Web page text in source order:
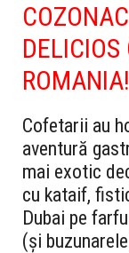
DELICIOS
ROMANIA!
Cofetarii au
aventură
mai exotic
cu kataif,
Dubai pe
(și